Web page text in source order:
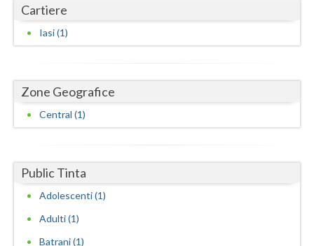
Hunedoara
Ialomita
Ilfov
Maramures
Mures
Neamt
Olt
Cartiere
Iasi (1)
Zone Geografice
Central (1)
Public Tinta
Adolescenti (1)
Adulti (1)
Batrani (1)